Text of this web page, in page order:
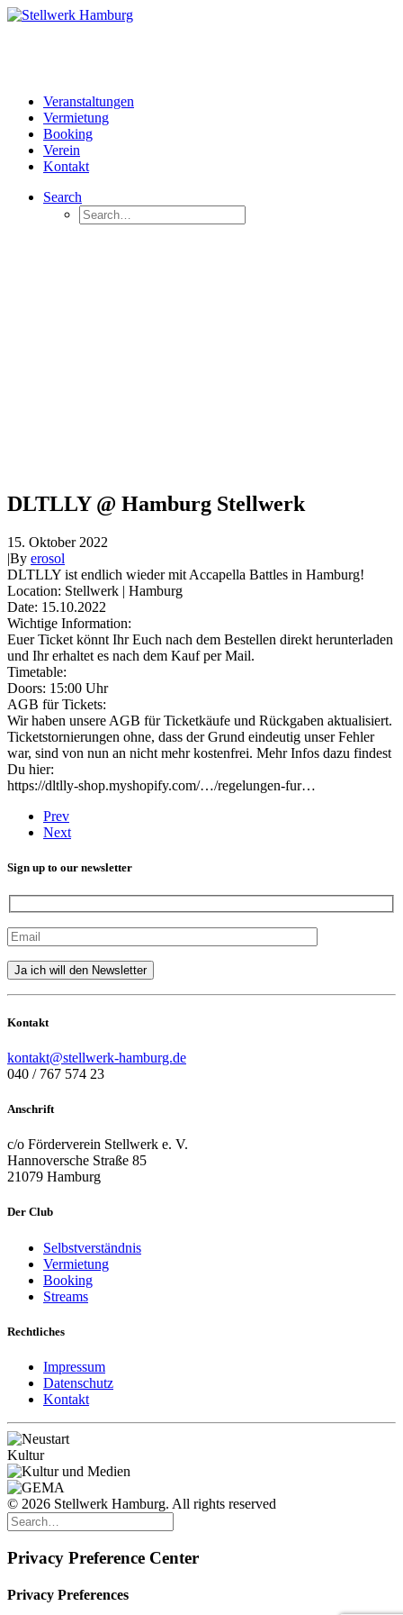
Veranstaltungen
Vermietung
Booking
Verein
Kontakt
Search
DLTLLY @ Hamburg Stellwerk
15. Oktober 2022
|By erosol
DLTLLY ist endlich wieder mit Accapella Battles in Hamburg!
Location: Stellwerk | Hamburg
Date: 15.10.2022
Wichtige Information:
Euer Ticket könnt Ihr Euch nach dem Bestellen direkt herunterladen
und Ihr erhaltet es nach dem Kauf per Mail.
Timetable:
Doors: 15:00 Uhr
AGB für Tickets:
Wir haben unsere AGB für Ticketkäufe und Rückgaben aktualisiert.
Ticketstornierungen ohne, dass der Grund eindeutig unser Fehler
war, sind von nun an nicht mehr kostenfrei. Mehr Infos dazu findest
Du hier:
https://dltlly-shop.myshopify.com/…/regelungen-fur…
Prev
Next
Sign up to our newsletter
Kontakt
kontakt@stellwerk-hamburg.de
040 / 767 574 23
Anschrift
c/o Förderverein Stellwerk e. V.
Hannoversche Straße 85
21079 Hamburg
Der Club
Selbstverständnis
Vermietung
Booking
Streams
Rechtliches
Impressum
Datenschutz
Kontakt
© 2026 Stellwerk Hamburg. All rights reserved
Privacy Preference Center
Privacy Preferences